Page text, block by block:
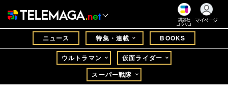
講談社
コクリコ
マイページ
ニュース 特集・連載 BOOKS
ウルトラマン
仮面ライダー
スーパー戦隊